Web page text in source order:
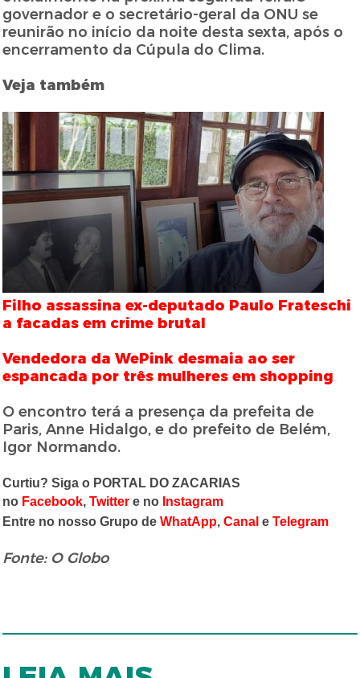
governador e o secretário-geral da ONU se
reunirão no início da noite desta sexta, após o
encerramento da Cúpula do Clima.
Veja também
Filho assassina ex-deputado Paulo Frateschi
a facadas em crime brutal
Vendedora da WePink desmaia ao ser
espancada por três mulheres em shopping
O encontro terá a presença da prefeita de
Paris, Anne Hidalgo, e do prefeito de Belém,
Igor Normando.
Curtiu? Siga o PORTAL DO ZACARIAS
no Facebook,Twitter e no Instagram
Entre no nosso Grupo deWhatApp,Canal eTelegram
Fonte: O Globo